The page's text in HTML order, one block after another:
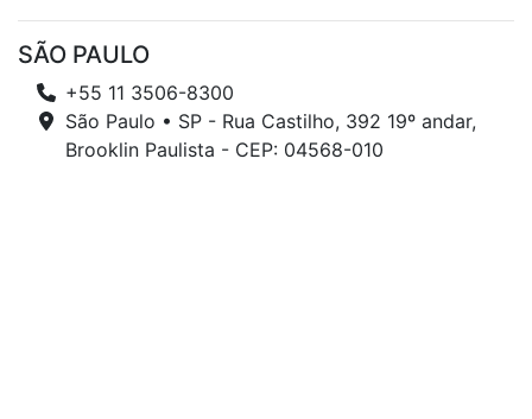
SÃO PAULO
+55 11 3506-8300
São Paulo • SP - Rua Castilho, 392 19º andar,
Brooklin Paulista - CEP: 04568-010